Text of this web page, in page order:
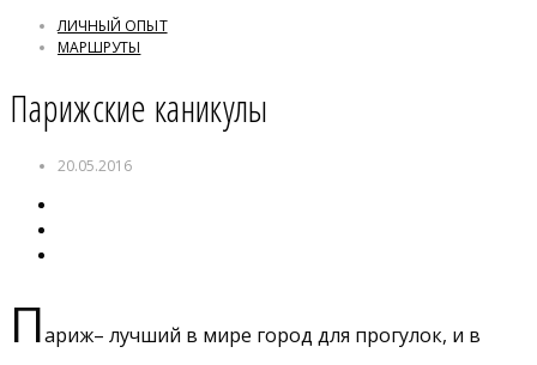
ЛИЧНЫЙ ОПЫТ
МАРШРУТЫ
Парижские каникулы
20.05.2016
Париж– лучший в мире город для прогулок, и в